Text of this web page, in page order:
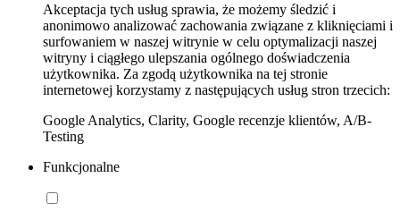
Akceptacja tych usług sprawia, że możemy śledzić i
anonimowo analizować zachowania związane z kliknięciami i
surfowaniem w naszej witrynie w celu optymalizacji naszej
witryny i ciągłego ulepszania ogólnego doświadczenia
użytkownika. Za zgodą użytkownika na tej stronie
internetowej korzystamy z następujących usług stron trzecich:
Google Analytics, Clarity, Google recenzje klientów, A/B-
Testing
Funkcjonalne